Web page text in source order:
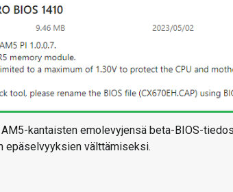
kantaisten emolevyjensä beta-BIOS-
epäselvyyksien välttämiseksi.